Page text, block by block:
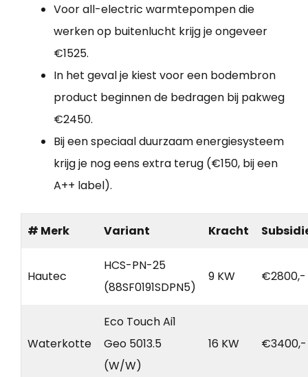
Voor all-electric warmtepompen die
werken op buitenlucht krijg je ongeveer
€1525.
In het geval je kiest voor een bodembron
product beginnen de bedragen bij pakweg
€2450.
Bij een speciaal duurzaam energiesysteem
krijg je nog eens extra terug (€150, bij een
A++ label).
# Merk Variant Kracht
Hautec
HCS-PN-25
(88SF0191SDPN5)
9 KW €2800,-
Waterkotte
Eco Touch Ai1
Geo 5013.5
(W/W)
16 KW €3400,-